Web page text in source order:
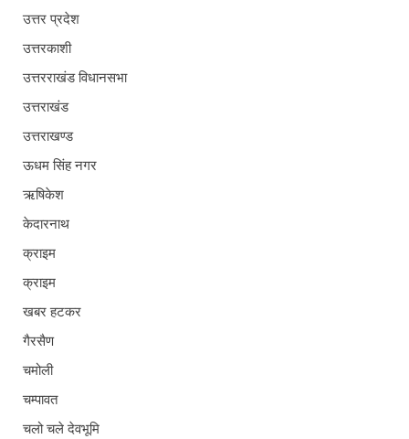
उत्तर प्रदेश
उत्तरकाशी
उत्तरराखंड विधानसभा
उत्तराखंड
उत्तराखण्ड
ऊधम सिंह नगर
ऋषिकेश
केदारनाथ
क्राइम
क्राइम
खबर हटकर
गैरसैण
चमोली
चम्पावत
चलो चले देवभूमि